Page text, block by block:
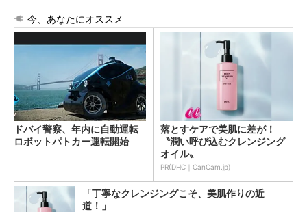
今、あなたにオススメ
ドバイ警察、年内に自動運転
ロボットパトカー運転開始
落とすケアで美肌に差が！
〝潤い呼び込むクレンジング
オイル〟
PR(DHC｜CanCam.jp)
「丁寧なクレンジングこそ、美肌作りの近
道！」